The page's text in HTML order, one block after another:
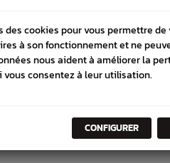
des cookies pour vous permettre
à son fonctionnement et ne
nous aident à améliorer la
vous consentez à leur utilisation.
CONFIGURER